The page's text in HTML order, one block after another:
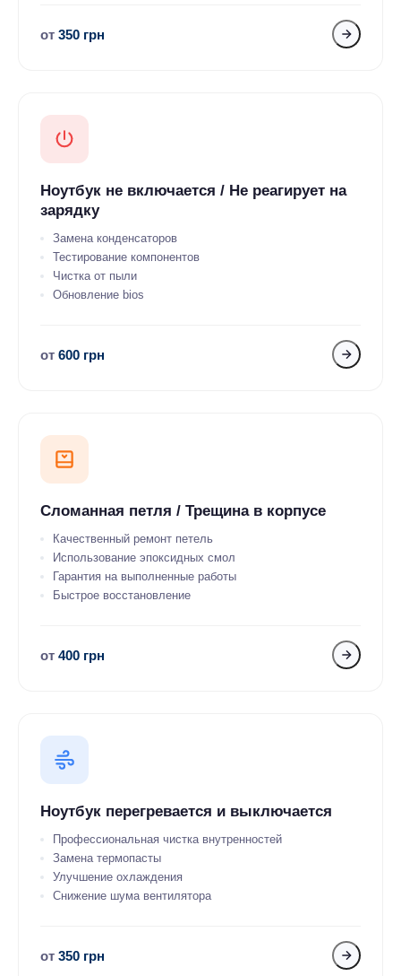
от 350 грн
Ноутбук не включается / Не реагирует на
зарядку
Замена конденсаторов
Тестирование компонентов
Чистка от пыли
Обновление bios
от 600 грн
Сломанная петля / Трещина в корпусе
Качественный ремонт петель
Использование эпоксидных смол
Гарантия на выполненные работы
Быстрое восстановление
от 400 грн
Ноутбук перегревается и выключается
Профессиональная чистка внутренностей
Замена термопасты
Улучшение охлаждения
Снижение шума вентилятора
от 350 грн